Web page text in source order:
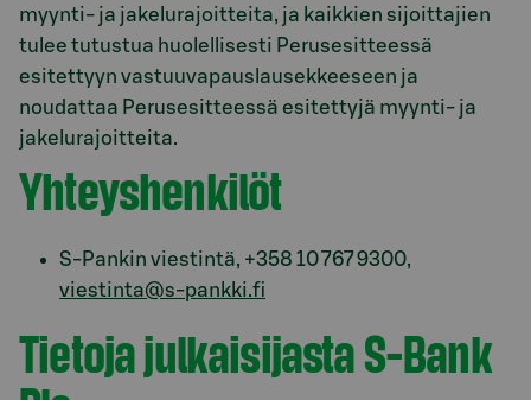
myynti- ja jakelurajoitteita, ja kaikkien sijoittajien
tulee tutustua huolellisesti Perusesitteessä
esitettyyn vastuuvapauslausekkeeseen ja
noudattaa Perusesitteessä esitettyjä myynti- ja
jakelurajoitteita.
Yhteyshenkilöt
S-Pankin viestintä, +358 10 767 9300,
viestinta@s-pankki.fi
Tietoja julkaisijasta S-Bank